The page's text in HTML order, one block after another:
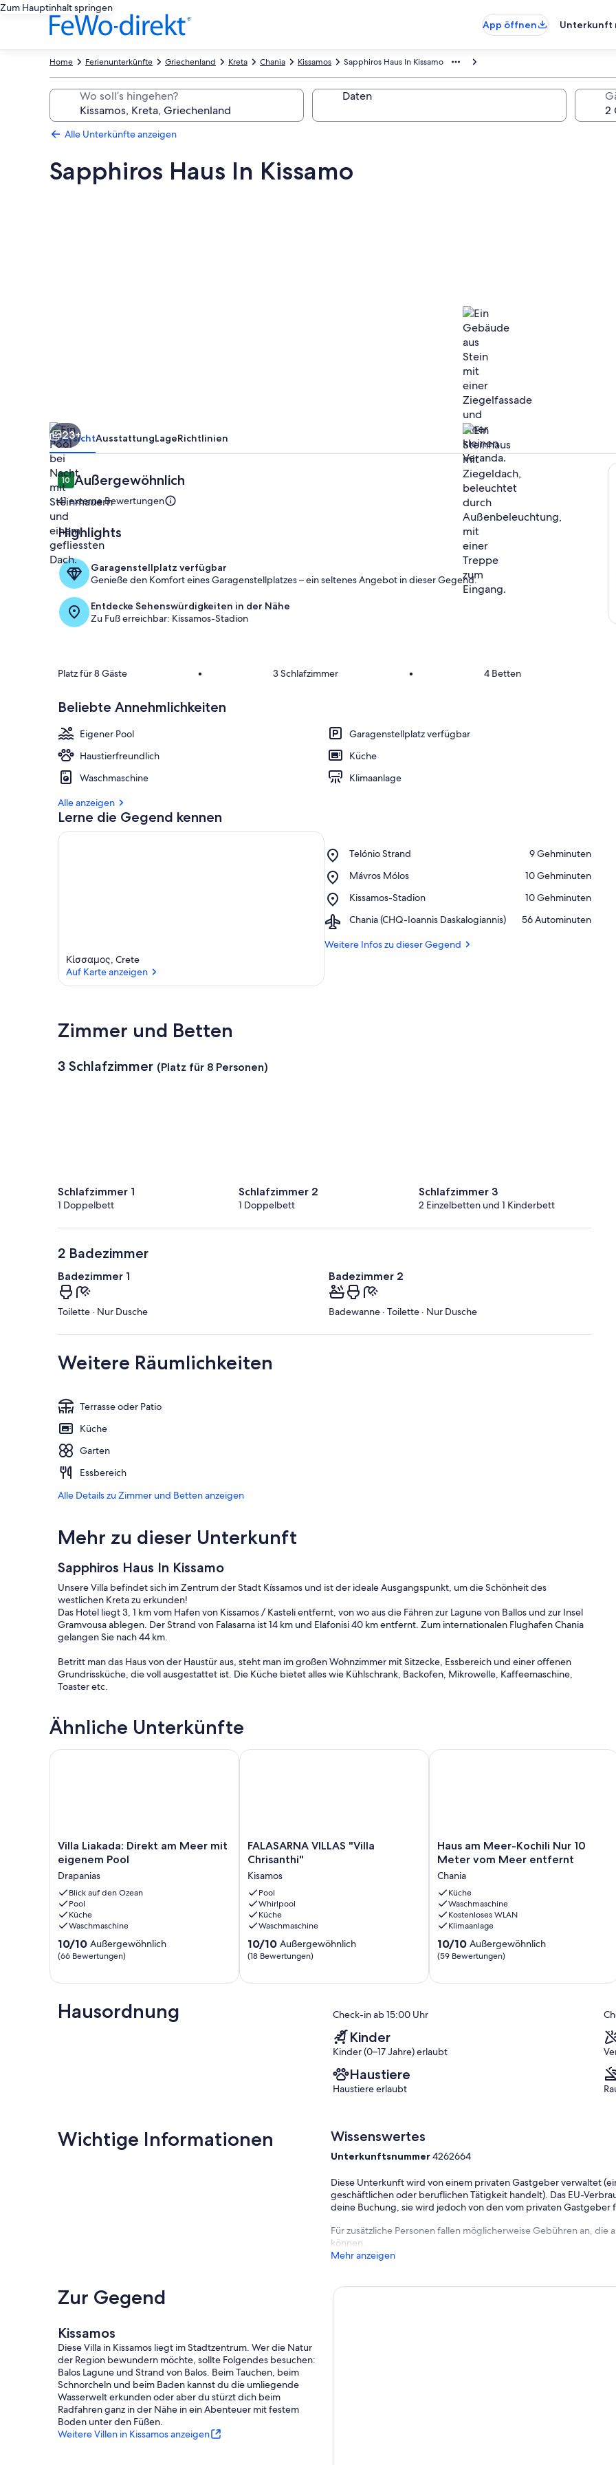
Zum Hauptinhalt springen
App öffnen
Unterkunft
Sapphiros Haus In Kissamo
Kissamos
Chania
Kreta
Griechenland
Ferienunterkünfte
Home
Wo soll’s hingehen? Daten
Alle Unterkünfte anzeigen
Sapphiros Haus In Kissamo
23+
ÜbersichtAusstattungLageRichtlinien
Bewertungen
1010 von 10.
Außergewöhnlich
41 externe Bewertungen
Highlights
Garagenstellplatz verfügbar
Genieße den Komfort eines Garagenstellplatzes – ein seltenes Angebot in dieser Gegend.
Entdecke Sehenswürdigkeiten in der Nähe
Zu Fuß erreichbar: Kissamos-Stadion
Platz für 8 Gäste • 3 Schlafzimmer • 4 Betten
Beliebte Annehmlichkeiten
Eigener Pool
Garagenstellplatz verfügbar
Haustierfreundlich
Küche
Waschmaschine
Klimaanlage
Alle anzeigen
Lerne die Gegend kennen
Κίσσαμος, Crete
Auf Karte anzeigen
Telónio Strand
Place,
Strand
‪9 Gehminuten‬
Mávros Mólos
Place,
Mólos
‪10 Gehminuten‬
Kissamos-Stadion
Place,
Stadion
‪10 Gehminuten‬
Chania (CHQ-Ioannis Daskalogiannis)
Airport,
(CHQ-
‪56 Autominuten‬
Weitere Infos zu dieser Gegend
Zimmer und Betten
3 Schlafzimmer (Platz für 8 Personen)
Schlafzimmer 1
1 Doppelbett
Schlafzimmer 2
1 Doppelbett
Schlafzimmer 3
2 Einzelbetten und 1 Kinderbett
2 Badezimmer
Badezimmer 1
Toilette · Nur Dusche
Badezimmer 2
Badewanne · Toilette · Nur Dusche
Weitere Räumlichkeiten
Terrasse oder Patio
Küche
Garten
Essbereich
Alle Details zu Zimmer und Betten anzeigen
Mehr zu dieser Unterkunft
Sapphiros Haus In Kissamo
Unsere Villa befindet sich im Zentrum der Stadt Kíssamos und ist der ideale Ausgangspunkt, um die Schönheit des
westlichen Kreta zu erkunden!
Das Hotel liegt 3, 1 km vom Hafen von Kissamos / Kasteli entfernt, von wo aus die Fähren zur Lagune von Ballos und zur Insel
Gramvousa ablegen. Der Strand von Falasarna ist 14 km und Elafonisi 40 km entfernt. Zum internationalen Flughafen Chania
gelangen Sie nach 44 km.
Betritt man das Haus von der Haustür aus, steht man im großen Wohnzimmer mit Sitzecke, Essbereich und einer offenen
Grundrissküche, die voll ausgestattet ist. Die Küche bietet alles wie Kühlschrank, Backofen, Mikrowelle, Kaffeemaschine,
Toaster etc.
Ihrer privaten Terrasse führen, auf der Sie gemütlich sitzen und unter Zitronenbäumen entspannen können. Ein Stück weiter
befindet sich ein Grillplatz, der gemeinsam mit der Eigentümerfamilie genutzt wird, die nebenan wohnt.
Das Haus bietet Platz für 7 Personen. Es verfügt über drei Doppelzimmer mit Doppelbetten, von denen zwei über eine
Ähnliche Unterkünfte
Villa
Liakada:
Direkt
am
Meer
mit
eigenem
Pool
Drapanias
Villa Liakada: Direkt am Meer mit
eigenem Pool
Drapanias
Blick auf den Ozean
Pool
Küche
Waschmaschine
10.0
von
Außergewöhnlich,
Bewertungen)
10/10 Außergewöhnlich
(66 Bewertungen)
Villa Liakada: Direkt am Meer mit eigenem Pool
FALASARNA
VILLAS
Chrisanthi"
Kisamos
FALASARNA VILLAS "Villa
Chrisanthi"
Kisamos
Pool
Whirlpool
Küche
Waschmaschine
10.0
von
Außergewöhnlich,
10/10 Außergewöhnlich
(18 Bewertungen)
FALASARNA VILLAS "Villa Chrisanthi"
Haus
am
Kochili
Nur
10
Meter
vom
Meer
entfernt
Haus am Meer-Kochili Nur 10
Meter vom Meer entfernt
Chania
Küche
Waschmaschine
Kostenloses WLAN
Klimaanlage
10.0
von
Außergewöhnlich,
10/10 Außergewöhnlich
(59 Bewertungen)
Haus am Meer-Kochili Nur 10 Meter
Hausordnung Check-in ab 15:00 Uhr
Kinder
Kinder (0–17 Jahre) erlaubt
Haustiere
Haustiere erlaubt
Wichtige Informationen Wissenswertes
Unterkunftsnummer4262664
Diese Unterkunft wird von einem privaten Gastgeber verwaltet
geschäftlichen oder beruflichen Tätigkeit handelt). Das EU-
deine Buchung, sie wird jedoch von den vom privaten
Für zusätzliche Personen fallen möglicherweise Gebühren an,
können.
Mehr anzeigen
Zur Gegend
Kissamos
Diese Villa in Kissamos liegt im Stadtzentrum. Wer die Natur
der Region bewundern möchte, sollte Folgendes besuchen:
Balos Lagune und Strand von Balos. Beim Tauchen, beim
Schnorcheln und beim Baden kannst du die umliegende
Wasserwelt erkunden oder aber du stürzt dich beim
Radfahren ganz in der Nähe in ein Abenteuer mit festem
Boden unter den Füßen.
Weitere Villen in Kissamos anzeigen